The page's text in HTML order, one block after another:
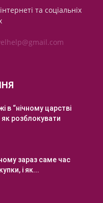
та соціальніх
в “нічному царстві
розблокувати
зараз саме час
і як...